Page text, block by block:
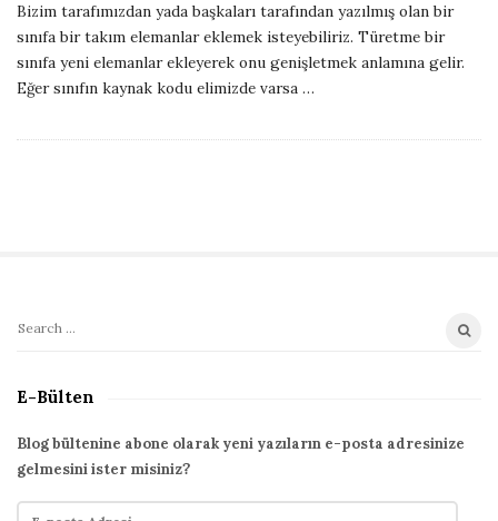
i
h
Bizim tarafımızdan yada başkaları tarafından yazılmış olan bir
sınıfa bir takım elemanlar eklemek isteyebiliriz. Türetme bir
sınıfa yeni elemanlar ekleyerek onu genişletmek anlamına gelir.
Eğer sınıfın kaynak kodu elimizde varsa …
S
t
S
i
d
S
a
c
h
E-Bülten
Blog bültenine abone olarak yeni yazıların e-posta adresinize
gelmesini ister misiniz?
E